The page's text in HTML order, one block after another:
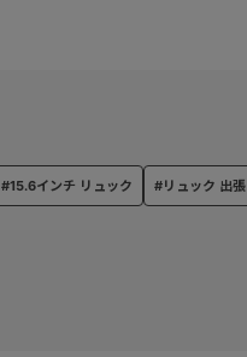
#15.6インチ リュック #リュック 出張